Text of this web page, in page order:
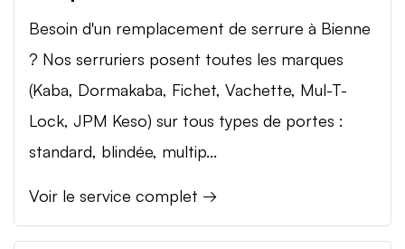
Besoin d'un remplacement de serrure à Bienne
? Nos serruriers posent toutes les marques
(Kaba, Dormakaba, Fichet, Vachette, Mul-T-
Lock, JPM Keso) sur tous types de portes :
standard, blindée, multip...
Voir le service complet →